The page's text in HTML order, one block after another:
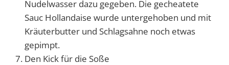
Nudelwasser dazu gegeben. Die gecheatete
Sauc Hollandaise wurde untergehoben und mit
Kräuterbutter und Schlagsahne noch etwas
gepimpt.
Den Kick für die Soße